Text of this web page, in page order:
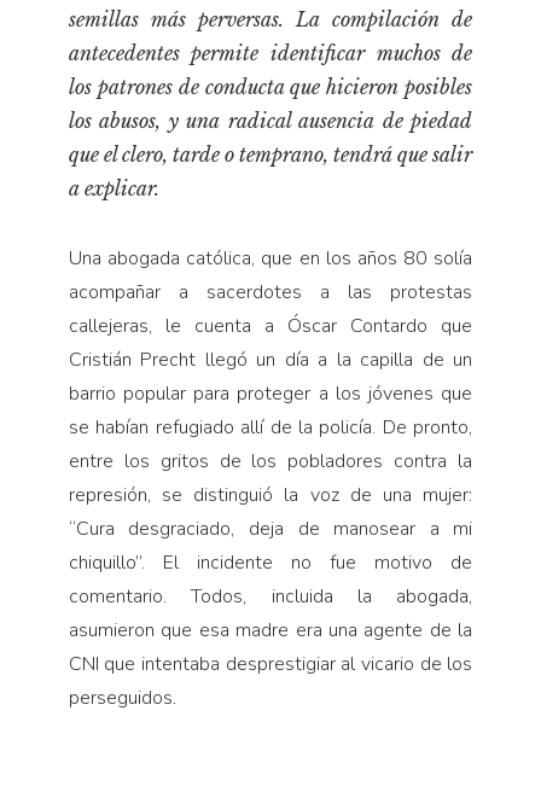
Personajes secundarios
Política
Relecturas
Sociedad
Vidas paralelas
Voces y lecturas
semillas más perversas. La compilación de
antecedentes permite identificar muchos de
los patrones de conducta que hicieron posibles
los abusos, y una radical ausencia de piedad
que el clero, tarde o temprano, tendrá que salir
a explicar.
Una abogada católica, que en los años 80 solía
acompañar a sacerdotes a las protestas
callejeras, le cuenta a Óscar Contardo que
Cristián Precht llegó un día a la capilla de un
barrio popular para proteger a los jóvenes que
se habían refugiado allí de la policía. De pronto,
entre los gritos de los pobladores contra la
represión, se distinguió la voz de una mujer:
“Cura desgraciado, deja de manosear a mi
chiquillo”. El incidente no fue motivo de
comentario. Todos, incluida la abogada,
asumieron que esa madre era una agente de la
CNI que intentaba desprestigiar al vicario de los
perseguidos.